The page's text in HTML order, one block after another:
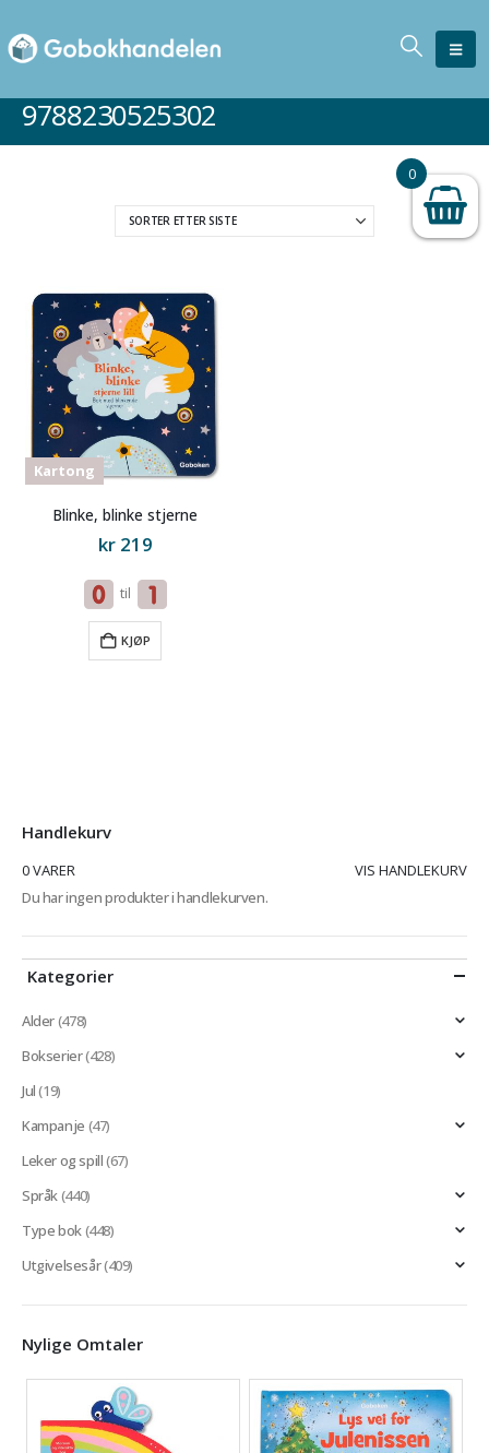
9788230525302
Kartong
Blinke, blinke stjerne
kr219
til
KJØP
Handlekurv
0 VARER
VIS HANDLEKURV
Du har ingen produkter i handlekurven.
Kategorier
Alder(478)
Bokserier(428)
Jul(19)
Kampanje (47)
Leker og spill(67)
Språk(440)
Type bok(448)
Utgivelsesår(409)
Nylige Omtaler
0